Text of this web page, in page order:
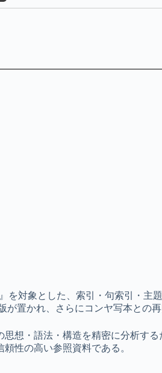
を対象とした、索引・句索引・主
置かれ、さらにコンヤ写本との再
想・語法・構造を精密に分析す
性の高い参照資料である。